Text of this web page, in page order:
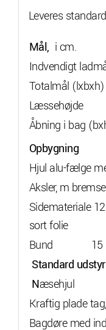
Leveres
Mål, i cm.
Indvendigt
Totalmål (lxbxh)
Læssehøjde
Åbning i bag
Opbygning
Hjul alu-fælge
Aksler, m bremse
Sidemateriale
sort folie
Bund 15
Standard udstyr
Næsehjul
Kraftig plade
Bagdøre med